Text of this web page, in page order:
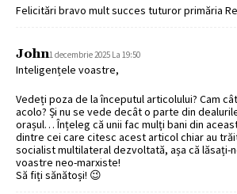
Felicitări bravo mult succes tuturor primăria
John1 decembrie 2025 La 19:50
Inteligențele voastre,
Vedeți poza de la începutul articolului? Cam
acolo? Și nu se vede decât o parte din
orașul… Înțeleg că unii fac mulți bani din
dintre cei care citesc acest articol chiar au
socialist multilateral dezvoltată, așa că lăsați-
voastre neo-marxiste!
Să fiți sănătoși! 😉